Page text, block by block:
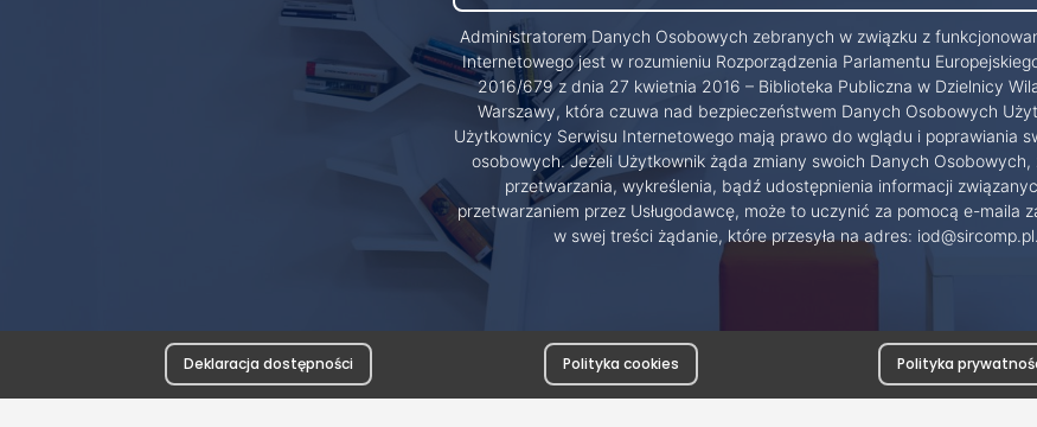
Administratorem Danych Osobowych zebranych w związku z
Internetowego jest w rozumieniu Rozporządzenia Parlamentu
2016/679 z dnia 27 kwietnia 2016 – Biblioteka Publiczna w Dzielnicy
Warszawy, która czuwa nad bezpieczeństwem Danych Osobowych
Użytkownicy Serwisu Internetowego mają prawo do wglądu i poprawiania
osobowych. Jeżeli Użytkownik żąda zmiany swoich Danych Osobowych,
przetwarzania, wykreślenia, bądź udostępnienia informacji
przetwarzaniem przez Usługodawcę, może to uczynić za pomocą e-maila
w swej treści żądanie, które przesyła na adres: iod@sircomp.pl.
Deklaracja dostępności Polityka cookies Polityka